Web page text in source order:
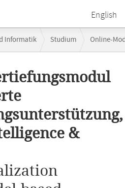
English
Informatik Studium Online-
&